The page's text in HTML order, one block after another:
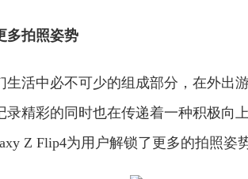
多拍照姿势
生活中必不可少的组成部分，在外出
录精彩的同时也在传递着一种积极向
Z Flip4为用户解锁了更多的拍照姿